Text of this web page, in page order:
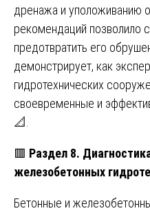
дренажа и уположиванию
рекомендаций позволило
предотвратить его
демонстрирует, как
гидротехнических
своевременные и
📐.
🟥 Раздел 8.
железобетонных
Бетонные и